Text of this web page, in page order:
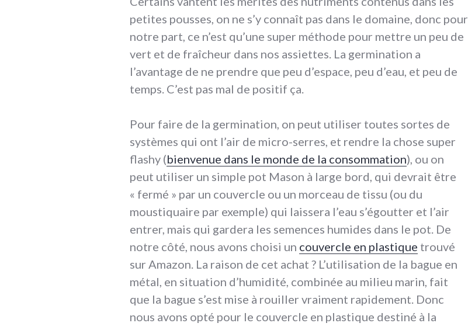
petites pousses, on ne s’y connaît pas dans le domaine, donc pour
notre part, ce n’est qu’une super méthode pour mettre un peu de
vert et de fraîcheur dans nos assiettes. La germination a
l’avantage de ne prendre que peu d’espace, peu d’eau, et peu de
temps. C’est pas mal de positif ça.
Pour faire de la germination, on peut utiliser toutes sortes de
systèmes qui ont l’air de micro-serres, et rendre la chose super
flashy (bienvenue dans le monde de la consommation), ou on
peut utiliser un simple pot Mason à large bord, qui devrait être
« fermé » par un couvercle ou un morceau de tissu (ou du
moustiquaire par exemple) qui laissera l’eau s’égoutter et l’air
entrer, mais qui gardera les semences humides dans le pot. De
notre côté, nous avons choisi un couvercle en plastique trouvé
sur Amazon. La raison de cet achat ? L’utilisation de la bague en
métal, en situation d’humidité, combinée au milieu marin, fait
que la bague s’est mise à rouiller vraiment rapidement. Donc
nous avons opté pour le couvercle en plastique destiné à la